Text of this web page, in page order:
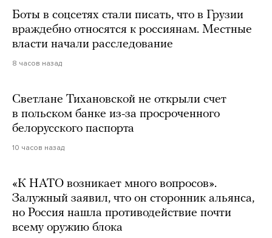
Боты в соцсетях стали писать, что в Грузии
враждебно относятся к россиянам. Местные
власти начали расследование
8 часов назад
Светлане Тихановской не открыли счет
в польском банке из-за просроченного
белорусского паспорта
10 часов назад
«К НАТО возникает много вопросов».
Залужный заявил, что он сторонник альянса,
но Россия нашла противодействие почти
всему оружию блока